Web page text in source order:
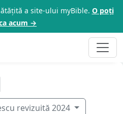
a site-ului myBible. O poți
acum →
revizuită 2024